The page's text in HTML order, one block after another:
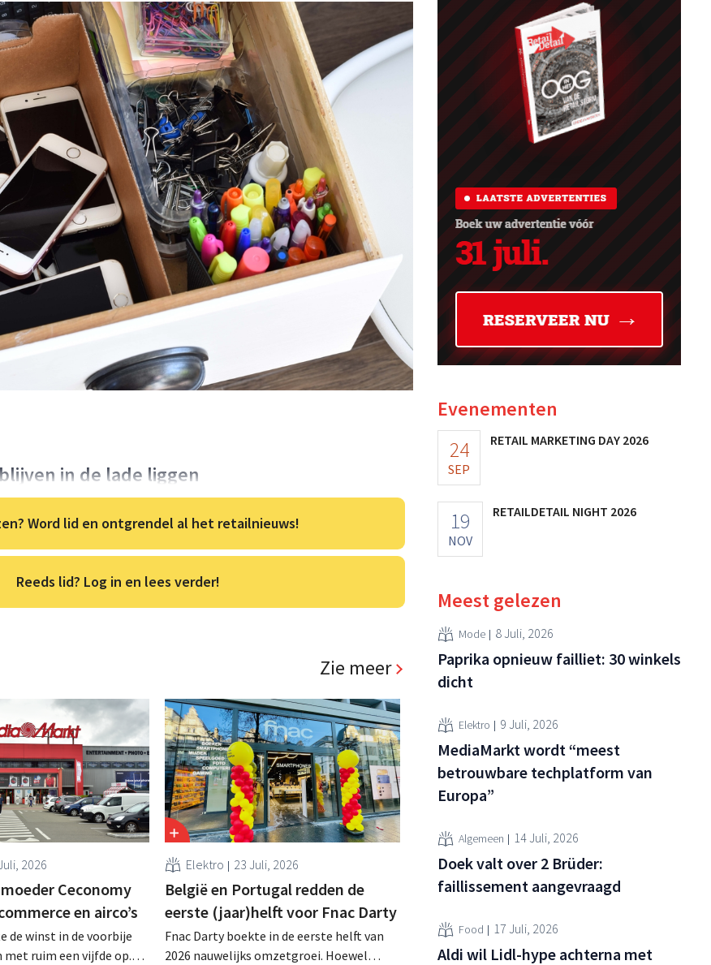
in de lade liggen
Word lid en ontgrendel al het retailnieuws!
Reeds lid? Log in en lees verder!
Zie meer
2026
Ceconomy
en airco’s
de winst in de voorbije
met ruim een vijfde op.
Elektro 23 Juli, 2026
België en Portugal redden de
eerste (jaar)helft voor Fnac Darty
Fnac Darty boekte in de eerste helft van
2026 nauwelijks omzetgroei. Hoewel
Evenementen
24
SEP
RETAIL MARKETING DAY 2026
19
NOV
RETAILDETAIL NIGHT 2026
Meest gelezen
Mode 8 Juli, 2026
Paprika opnieuw failliet: 30 winkels
dicht
Elektro 9 Juli, 2026
MediaMarkt wordt “meest
betrouwbare techplatform van
Europa”
Algemeen 14 Juli, 2026
Doek valt over 2 Brüder:
faillissement aangevraagd
Food 17 Juli, 2026
Aldi wil Lidl-hype achterna met